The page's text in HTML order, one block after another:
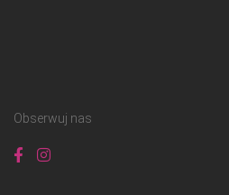
Obserwuj nas